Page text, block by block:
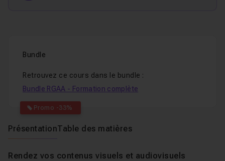
Bundle
Retrouvez ce cours dans le bundle :
Promo -33%
Bundle RGAA - Formation complète
PrésentationTable des matières
Rendez vos contenus visuels et audiovisuels